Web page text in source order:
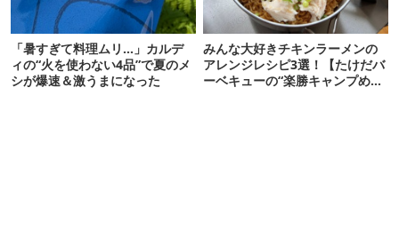
「暑すぎて料理ムリ…」カルデ
ィの“火を使わない4品”で夏のメ
シが爆速＆激うまになった
みんな大好きチキンラーメンの
アレンジレシピ3選！【たけだバ
ーベキューの“楽勝キャンプめ